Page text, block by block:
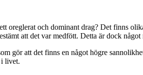
oreglerat och dominant drag? Det finns
att det var medfött. Detta är dock
gör att det finns en något högre
i livet.